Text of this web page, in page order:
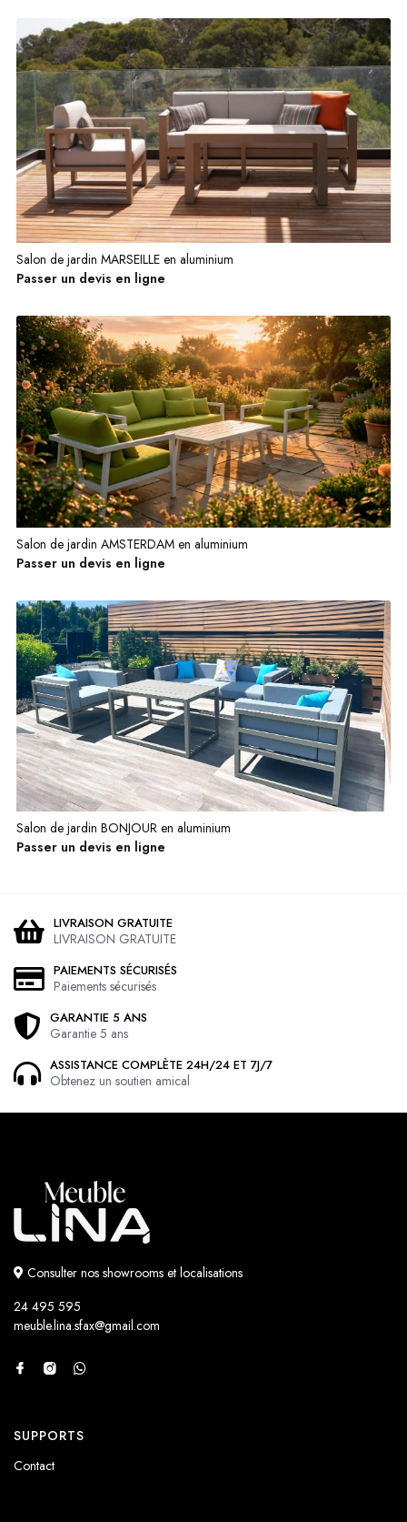
Salon de jardin MARSEILLE en aluminium
Passer un devis en ligne
Salon de jardin AMSTERDAM en aluminium
Passer un devis en ligne
Salon de jardin BONJOUR en aluminium
Passer un devis en ligne
LIVRAISON GRATUITE
LIVRAISON GRATUITE
PAIEMENTS SÉCURISÉS
Paiements sécurisés
GARANTIE 5 ANS
Garantie 5 ans
ASSISTANCE COMPLÈTE 24H/24 ET 7J/7
Obtenez un soutien amical
Consulter nos showrooms et localisations
24 495 595
meuble.lina.sfax@gmail.com
SUPPORTS
Contact